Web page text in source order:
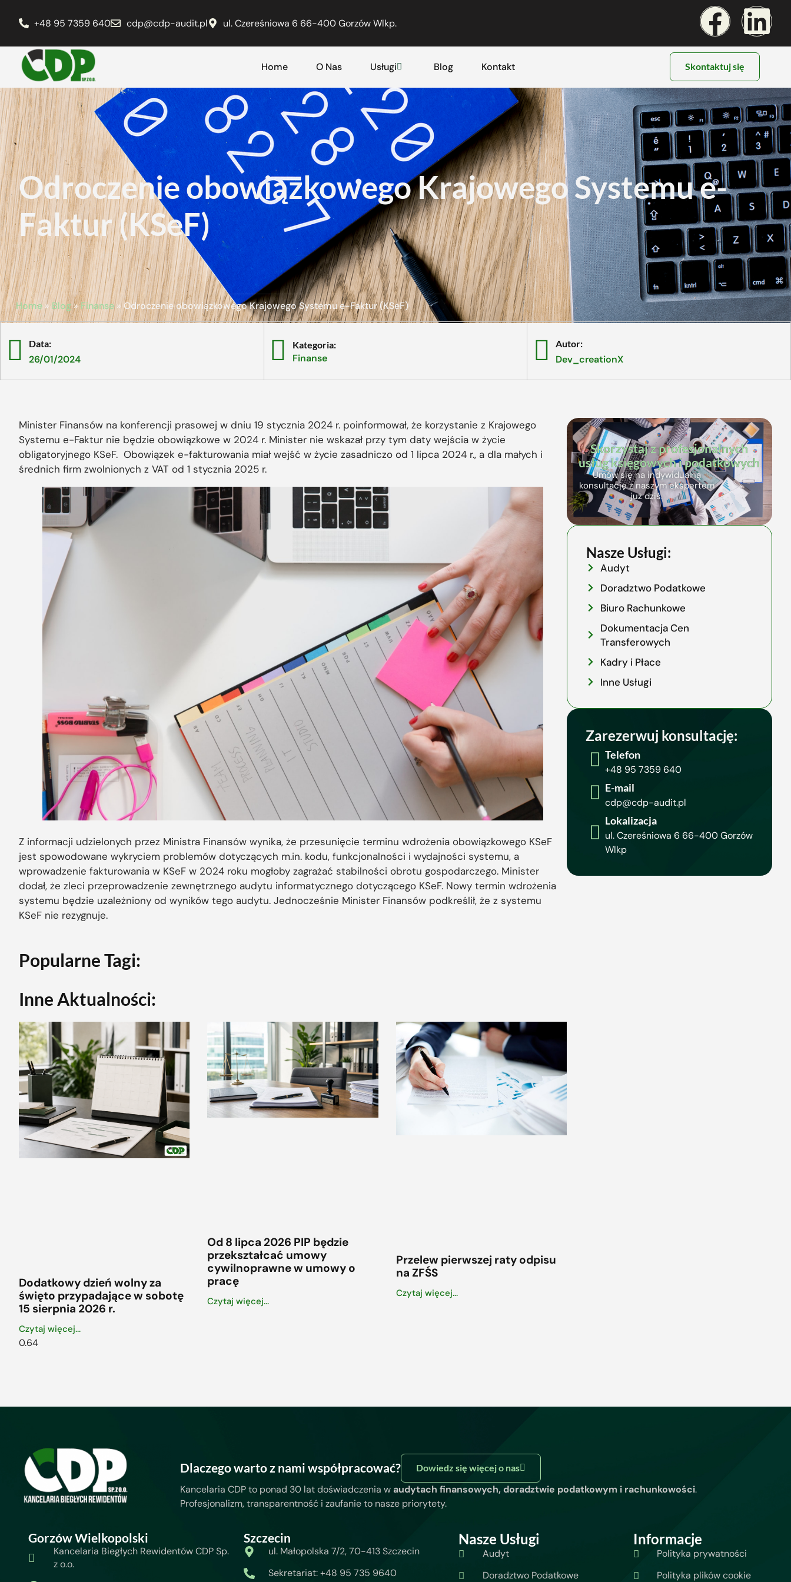
+48 95 7359 640 cdp@cdp-audit.pl ul. Czereśniowa 6 66-400 Gorzów Wlkp.
Home O Nas Usługi Blog Kontakt Skontaktuj się
Odroczenie obowiązkowego Krajowego Systemu e-
Faktur (KSeF)
Home»Blog»Finanse»Odroczenie obowiązkowego Krajowego Systemu e-Faktur (KSeF)
Data:
26/01/2024
Kategoria:
Finanse
Autor:
Dev_creationX
Minister Finansów na konferencji prasowej w dniu 19 stycznia 2024 r. poinformował, że korzystanie z Krajowego
Systemu e-Faktur nie będzie obowiązkowe w 2024 r. Minister nie wskazał przy tym daty wejścia w życie
obligatoryjnego KSeF. Obowiązek e-fakturowania miał wejść w życie zasadniczo od 1 lipca 2024 r., a dla małych i
średnich firm zwolnionych z VAT od 1 stycznia 2025 r.
Z informacji udzielonych przez Ministra Finansów wynika, że przesunięcie terminu wdrożenia obowiązkowego KSeF
jest spowodowane wykryciem problemów dotyczących m.in. kodu, funkcjonalności i wydajności systemu, a
wprowadzenie fakturowania w KSeF w 2024 roku mogłoby zagrażać stabilności obrotu gospodarczego. Minister
dodał, że zleci przeprowadzenie zewnętrznego audytu informatycznego dotyczącego KSeF. Nowy termin wdrożenia
systemu będzie uzależniony od wyników tego audytu. Jednocześnie Minister Finansów podkreślił, że z systemu
KSeF nie rezygnuje.
Popularne Tagi:
Inne Aktualności:
Dodatkowy dzień wolny za
święto przypadające w sobotę
15 sierpnia 2026 r.
Czytaj więcej...
Od 8 lipca 2026 PIP będzie
przekształcać umowy
cywilnoprawne w umowy o
pracę
Czytaj więcej...
Przelew pierwszej raty odpisu
na ZFŚS
Czytaj więcej...
Skorzystaj z profesjonalnych
usług księgowych i podatkowych
Umów się na indywidualną
konsultację z naszym ekspertem
już dziś.
Nasze Usługi:
Audyt
Doradztwo Podatkowe
Biuro Rachunkowe
Dokumentacja Cen
Transferowych
Kadry i Płace
Inne Usługi
Zarezerwuj konsultację:
Telefon
+48 95 7359 640
E-mail
cdp@cdp-audit.pl
Lokalizacja
ul. Czereśniowa 6 66-400 Gorzów
Wlkp
Dlaczego warto z nami współpracować? Dowiedz się więcej o nas
Kancelaria CDP to ponad 30 lat doświadczenia waudytach finansowych, doradztwie podatkowym i rachunkowości.
Profesjonalizm, transparentność i zaufanie to nasze priorytety.
Gorzów Wielkopolski
Kancelaria Biegłych Rewidentów CDP Sp.
z o.o.
Szczecin
ul. Małopolska 7/2, 70-413 Szczecin
Sekretariat: +48 95 735 9640
Nasze Usługi
Audyt
Doradztwo Podatkowe
Informacje
Polityka prywatności
Polityka plików cookie